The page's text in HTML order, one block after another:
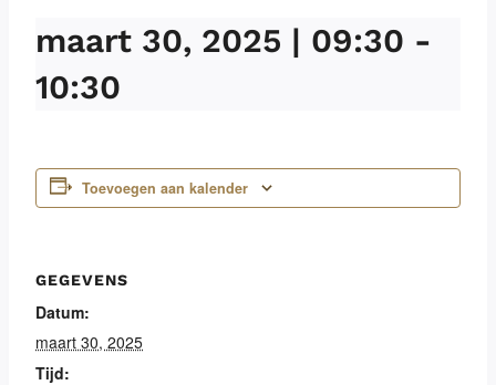
maart 30, 2025 | 09:30 -
10:30
Toevoegen aan kalender
GEGEVENS
Datum:
maart 30, 2025
Tijd: